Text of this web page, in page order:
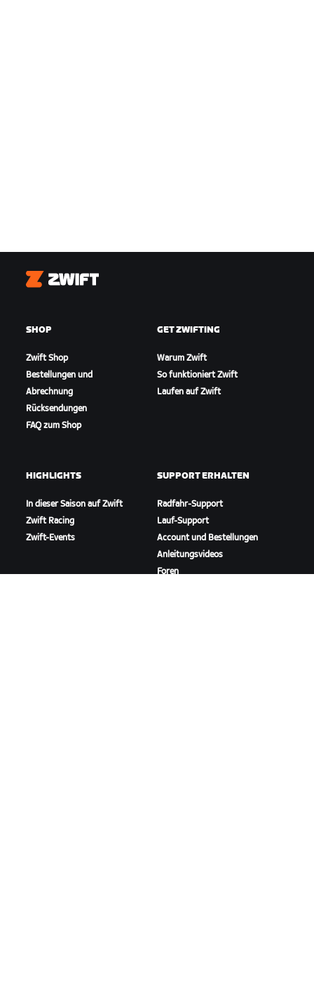
Zwift
SHOP
Zwift Shop
Bestellungen und
Abrechnung
Rücksendungen
FAQ zum Shop
GET ZWIFTING
Warum Zwift
So funktioniert Zwift
Laufen auf Zwift
HIGHLIGHTS
In dieser Saison auf Zwift
Zwift Racing
Zwift-Events
SUPPORT ERHALTEN
Radfahr-Support
Lauf-Support
Account und Bestellungen
Anleitungsvideos
Foren